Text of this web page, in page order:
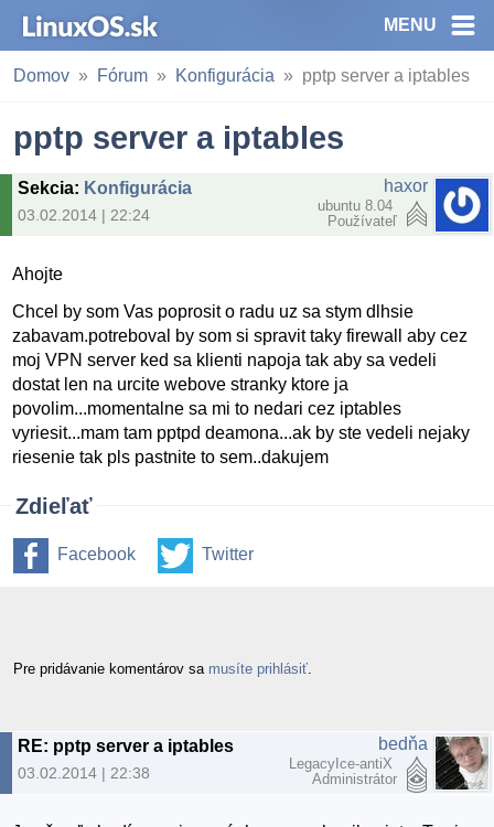
MENU
Domov Fórum Konfigurácia pptp server a iptables
pptp server a iptables
Sekcia: Konfigurácia
03.02.2014 | 22:24
haxor
ubuntu 8.04
Používateľ
Ahojte
Chcel by som Vas poprosit o radu uz sa stym dlhsie
zabavam.potreboval by som si spravit taky firewall aby cez
moj VPN server ked sa klienti napoja tak aby sa vedeli
dostat len na urcite webove stranky ktore ja
povolim...momentalne sa mi to nedari cez iptables
vyriesit...mam tam pptpd deamona...ak by ste vedeli nejaky
riesenie tak pls pastnite to sem..dakujem
Zdieľať
Facebook Twitter
Pre pridávanie komentárov sa musíte prihlásiť
RE: pptp server a iptables
03.02.2014 | 22:38
bedňa
LegacyIce-antiX
Administrátor